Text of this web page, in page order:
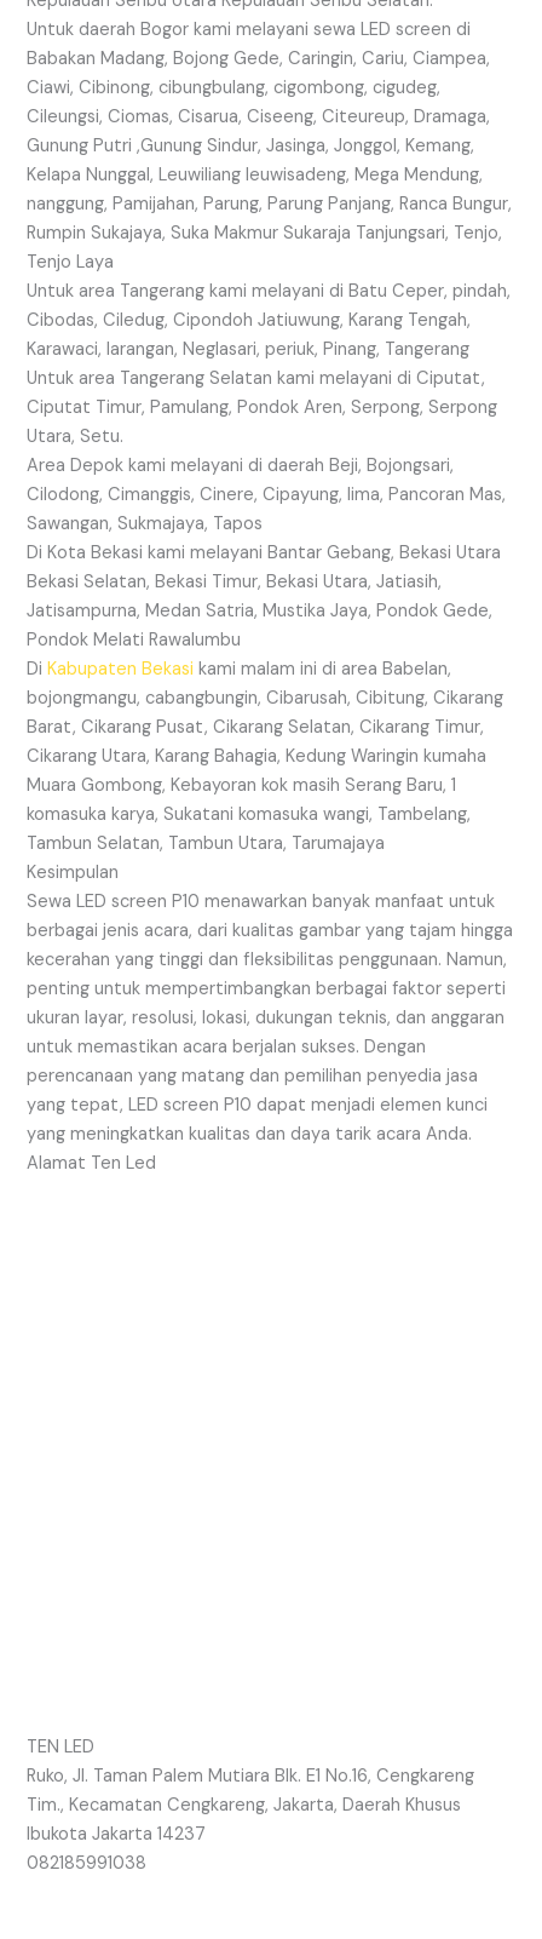
Untuk daerah Bogor kami melayani sewa LED screen di
Babakan Madang, Bojong Gede, Caringin, Cariu, Ciampea,
Ciawi, Cibinong, cibungbulang, cigombong, cigudeg,
Cileungsi, Ciomas, Cisarua, Ciseeng, Citeureup, Dramaga,
Gunung Putri ,Gunung Sindur, Jasinga, Jonggol, Kemang,
Kelapa Nunggal, Leuwiliang leuwisadeng, Mega Mendung,
nanggung, Pamijahan, Parung, Parung Panjang, Ranca Bungur,
Rumpin Sukajaya, Suka Makmur Sukaraja Tanjungsari, Tenjo,
Tenjo Laya
Untuk area Tangerang kami melayani di Batu Ceper, pindah,
Cibodas, Ciledug, Cipondoh Jatiuwung, Karang Tengah,
Karawaci, larangan, Neglasari, periuk, Pinang, Tangerang
Untuk area Tangerang Selatan kami melayani di Ciputat,
Ciputat Timur, Pamulang, Pondok Aren, Serpong, Serpong
Utara, Setu.
Area Depok kami melayani di daerah Beji, Bojongsari,
Cilodong, Cimanggis, Cinere, Cipayung, lima, Pancoran Mas,
Sawangan, Sukmajaya, Tapos
Di Kota Bekasi kami melayani Bantar Gebang, Bekasi Utara
Bekasi Selatan, Bekasi Timur, Bekasi Utara, Jatiasih,
Jatisampurna, Medan Satria, Mustika Jaya, Pondok Gede,
Pondok Melati Rawalumbu
DiKabupaten Bekasi kami malam ini di area Babelan,
bojongmangu, cabangbungin, Cibarusah, Cibitung, Cikarang
Barat, Cikarang Pusat, Cikarang Selatan, Cikarang Timur,
Cikarang Utara, Karang Bahagia, Kedung Waringin kumaha
Muara Gombong, Kebayoran kok masih Serang Baru, 1
komasuka karya, Sukatani komasuka wangi, Tambelang,
Tambun Selatan, Tambun Utara, Tarumajaya
Kesimpulan
Sewa LED screen P10 menawarkan banyak manfaat untuk
berbagai jenis acara, dari kualitas gambar yang tajam hingga
kecerahan yang tinggi dan fleksibilitas penggunaan. Namun,
penting untuk mempertimbangkan berbagai faktor seperti
ukuran layar, resolusi, lokasi, dukungan teknis, dan anggaran
untuk memastikan acara berjalan sukses. Dengan
perencanaan yang matang dan pemilihan penyedia jasa
yang tepat, LED screen P10 dapat menjadi elemen kunci
yang meningkatkan kualitas dan daya tarik acara Anda.
Alamat Ten Led
TEN LED
Ruko, Jl. Taman Palem Mutiara Blk. E1 No.16, Cengkareng
Tim., Kecamatan Cengkareng, Jakarta, Daerah Khusus
Ibukota Jakarta 14237
082185991038